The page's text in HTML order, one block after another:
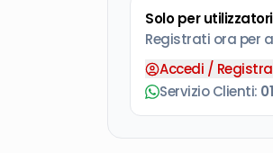
Solo per
Registrati ora per
Accedi /
Servizio Clienti: